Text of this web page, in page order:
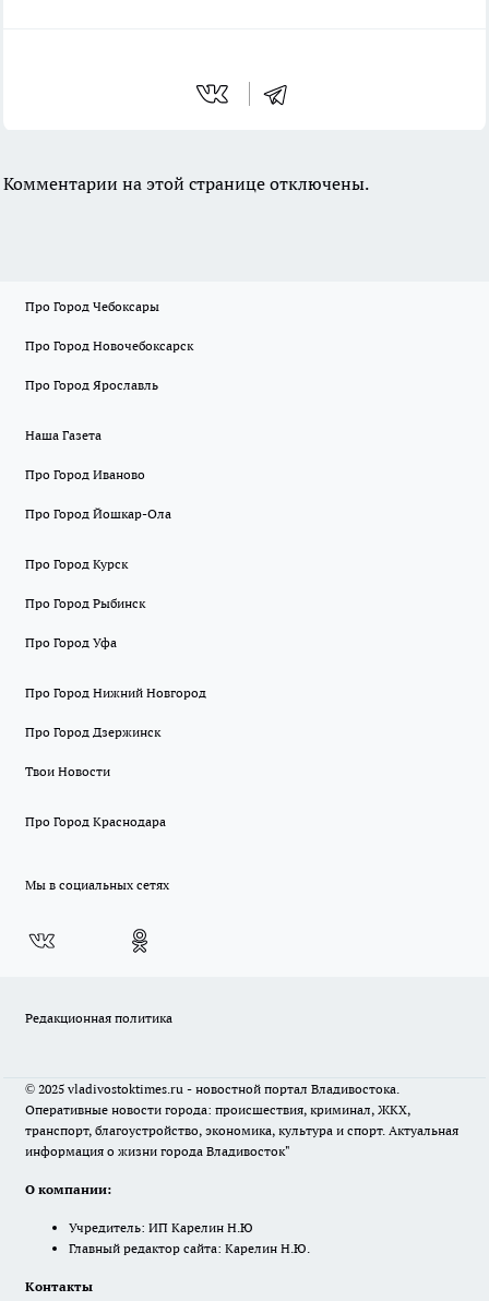
Комментарии на этой странице отключены.
Про Город Чебоксары
Про Город Новочебоксарск
Про Город Ярославль
Наша Газета
Про Город Иваново
Про Город Йошкар-Ола
Про Город Курск
Про Город Рыбинск
Про Город Уфа
Про Город Нижний Новгород
Про Город Дзержинск
Твои Новости
Про Город Краснодара
Мы в социальных сетях
Редакционная политика
© 2025 vladivostoktimes.ru - новостной портал Владивостока.
Оперативные новости города: происшествия, криминал, ЖКХ,
транспорт, благоустройство, экономика, культура и спорт. Актуальная
информация о жизни города Владивосток"
О компании:
Учредитель: ИП Карелин Н.Ю
Главный редактор сайта: Карелин Н.Ю.
Контакты